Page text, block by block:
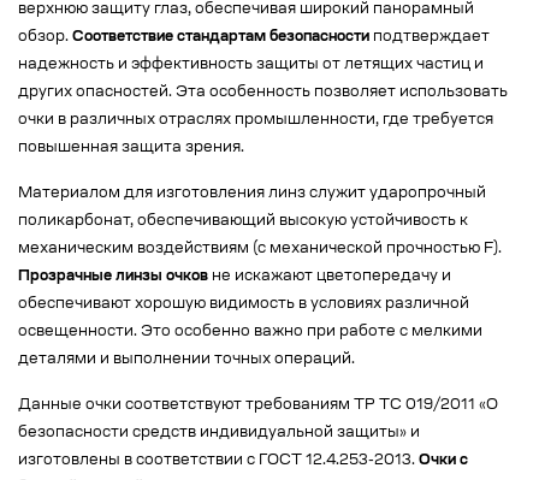
верхнюю защиту глаз, обеспечивая широкий панорамный
обзор. Соответствие стандартам безопасности подтверждает
надежность и эффективность защиты от летящих частиц и
других опасностей. Эта особенность позволяет использовать
очки в различных отраслях промышленности, где требуется
повышенная защита зрения.
Материалом для изготовления линз служит ударопрочный
поликарбонат, обеспечивающий высокую устойчивость к
механическим воздействиям (с механической прочностью F).
Прозрачные линзы очков не искажают цветопередачу и
обеспечивают хорошую видимость в условиях различной
освещенности. Это особенно важно при работе с мелкими
деталями и выполнении точных операций.
Данные очки соответствуют требованиям ТР ТС 019/2011 «О
безопасности средств индивидуальной защиты» и
изготовлены в соответствии с ГОСТ 12.4.253-2013. Очки с